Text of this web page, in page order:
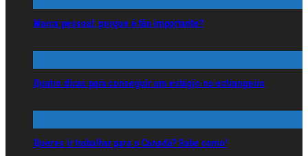
Marca pessoal: porque é tão importante?
Quatro dicas para conseguir um estágio no estrangeiro
Queres ir trabalhar para o Canadá? Sabe como!